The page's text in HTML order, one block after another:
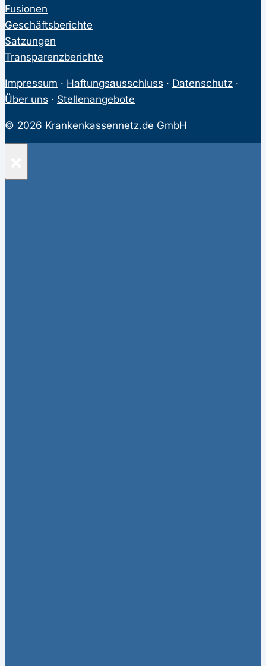
Fusionen
Geschäftsberichte
Satzungen
Transparenzberichte
Impressum · Haftungsausschluss · Datenschutz ·
Über uns · Stellenangebote
© 2026 Krankenkassennetz.de GmbH